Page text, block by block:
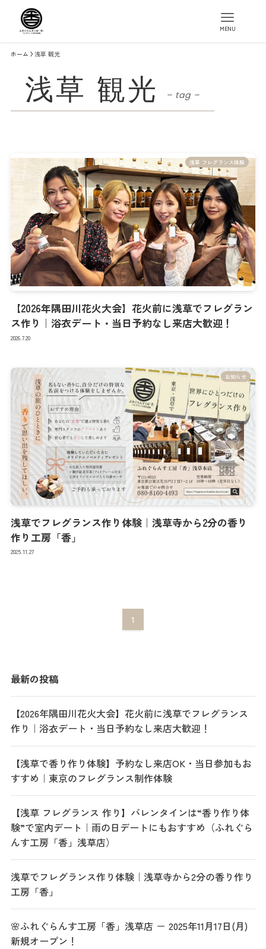
MENU
ホーム 浅草 観光
浅草 観光 – tag –
浅草 フレグランス体験
【2026年隅田川花火大会】花火前に浅草でフレグラン
ス作り｜浴衣デート・当日予約なし来店大歓迎！
2026.7.20
お知らせ
浅草でフレグランス作り体験｜浅草寺から2分の香り
作り工房「香」
2025.11.27
1
最新の投稿
【2026年隅田川花火大会】花火前に浅草でフレグランス
作り｜浴衣デート・当日予約なし来店大歓迎！
【浅草で香り作り体験】予約なし来店OK・当日参加もお
すすめ｜東京のフレグランス制作体験
【浅草 フレグランス 作り】バレンタインは“香り作り体
験”で室内デート｜雨の日デートにもおすすめ（ふれぐら
んす工房「香」浅草店）
浅草でフレグランス作り体験｜浅草寺から2分の香り作り
工房「香」
🌸ふれぐらんす工房「香」浅草店 － 2025年11月17日(月)
新規オープン！